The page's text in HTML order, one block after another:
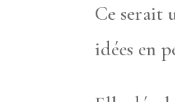
Ce serait
idées en